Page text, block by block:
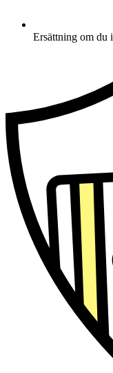
Ersättning om du